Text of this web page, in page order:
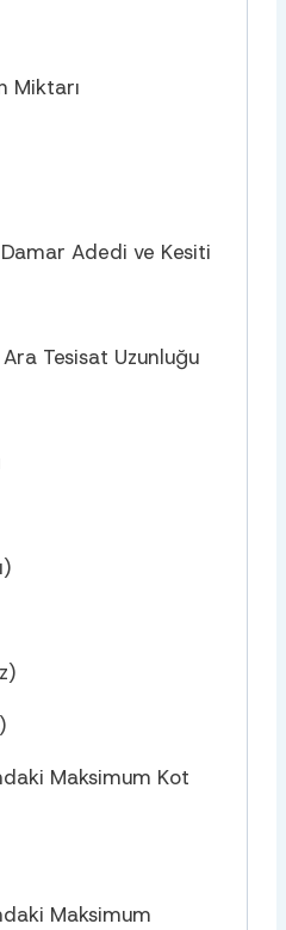
Miktarı
Adedi ve Kesiti
Tesisat Uzunluğu
Maksimum Kot
Maksimum